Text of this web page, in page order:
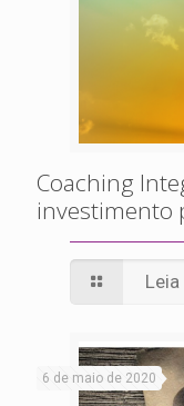
Coaching
investimento
6 de maio de 2020